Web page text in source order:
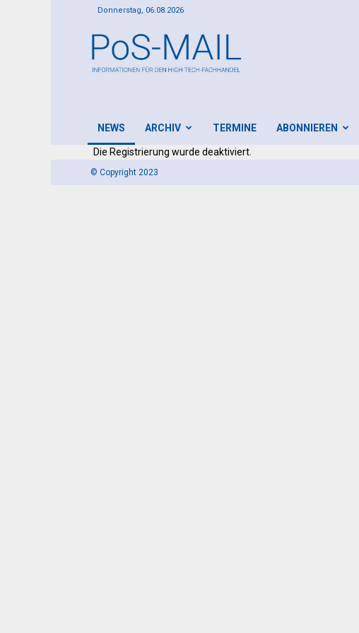
Donnerstag, 06.08.2026
Mail
NEWS ARCHIV TERMINE ABONNIEREN
Die Registrierung wurde deaktiviert.
© Copyright 2023